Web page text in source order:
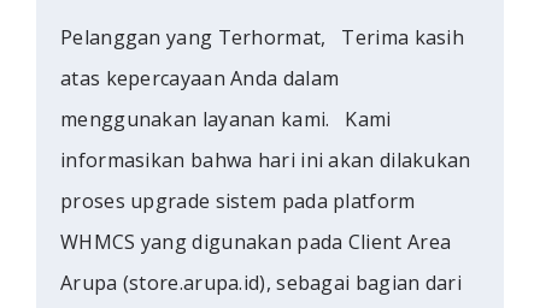
Pelanggan yang Terhormat, Terima kasih
atas kepercayaan Anda dalam
menggunakan layanan kami. Kami
informasikan bahwa hari ini akan dilakukan
proses upgrade sistem pada platform
WHMCS yang digunakan pada Client Area
Arupa (store.arupa.id), sebagai bagian dari